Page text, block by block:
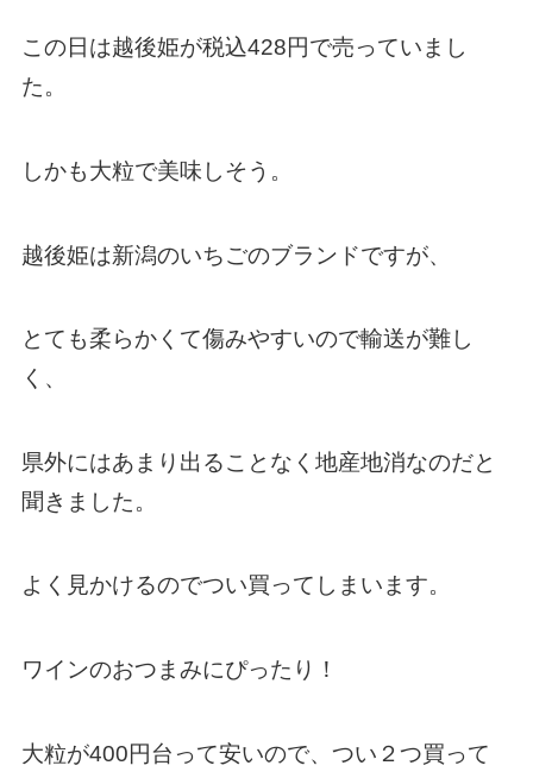
この日は越後姫が税込428円で売っていまし
た。
しかも大粒で美味しそう。
越後姫は新潟のいちごのブランドですが、
とても柔らかくて傷みやすいので輸送が難し
く、
県外にはあまり出ることなく地産地消なのだと
聞きました。
よく見かけるのでつい買ってしまいます。
ワインのおつまみにぴったり！
大粒が400円台って安いので、つい２つ買って